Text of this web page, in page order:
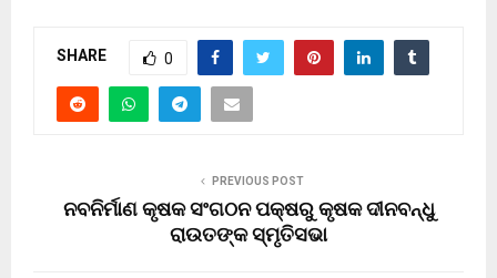
SHARE 0
PREVIOUS POST
ନବନିର୍ମାଣ କୃଷକ ସଂଗଠନ ପକ୍ଷରୁ କୃଷକ ଦୀନବନ୍ଧୁ
ରାଉତଙ୍କ ସ୍ମୃତିସଭା